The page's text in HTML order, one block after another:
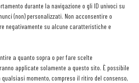
durante la navigazione o gli ID univoci su
(non) personalizzati. Non acconsentire o
negativamente su alcune caratteristiche e
a quanto sopra o per fare scelte
applicate solamente a questo sito. È possibile
momento, compreso il ritiro del consenso,